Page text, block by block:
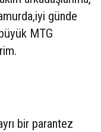
günde
MTG
bir parantez